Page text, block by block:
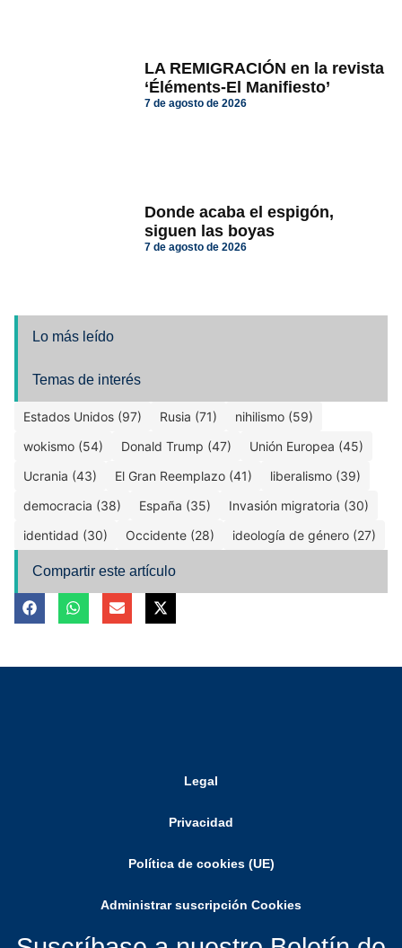
LA REMIGRACIÓN en la revista
‘Éléments-El Manifiesto’
7 de agosto de 2026
Donde acaba el espigón,
siguen las boyas
7 de agosto de 2026
Lo más leído
Temas de interés
Estados Unidos (97) Rusia (71)
nihilismo (59)
wokismo (54)
Donald Trump (47)
Unión Europea (45)
Ucrania (43)
El Gran Reemplazo (41)
liberalismo (39)
democracia (38)
España (35)
Invasión migratoria (30)
identidad (30)
Occidente (28) ideología de género (27)
Compartir este artículo
Legal
Privacidad
Política de cookies (UE)
Administrar suscripción Cookies